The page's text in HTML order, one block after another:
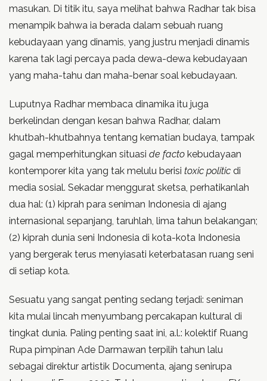
masukan. Di titik itu, saya melihat bahwa Radhar tak bisa
menampik bahwa ia berada dalam sebuah ruang
kebudayaan yang dinamis, yang justru menjadi dinamis
karena tak lagi percaya pada dewa-dewa kebudayaan
yang maha-tahu dan maha-benar soal kebudayaan.
Luputnya Radhar membaca dinamika itu juga
berkelindan dengan kesan bahwa Radhar, dalam
khutbah-khutbahnya tentang kematian budaya, tampak
gagal memperhitungkan situasi de facto kebudayaan
kontemporer kita yang tak melulu berisi toxic politic di
media sosial. Sekadar menggurat sketsa, perhatikanlah
dua hal: (1) kiprah para seniman Indonesia di ajang
internasional sepanjang, taruhlah, lima tahun belakangan;
(2) kiprah dunia seni Indonesia di kota-kota Indonesia
yang bergerak terus menyiasati keterbatasan ruang seni
di setiap kota.
Sesuatu yang sangat penting sedang terjadi: seniman
kita mulai lincah menyumbang percakapan kultural di
tingkat dunia. Paling penting saat ini, a.l.: kolektif Ruang
Rupa pimpinan Ade Darmawan terpilih tahun lalu
sebagai direktur artistik Documenta, ajang senirupa